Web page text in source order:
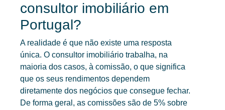
consultor imobiliário em
Portugal?
A realidade é que não existe uma resposta
única. O consultor imobiliário trabalha, na
maioria dos casos, à comissão, o que significa
que os seus rendimentos dependem
diretamente dos negócios que consegue fechar.
De forma geral, as comissões são de 5% sobre